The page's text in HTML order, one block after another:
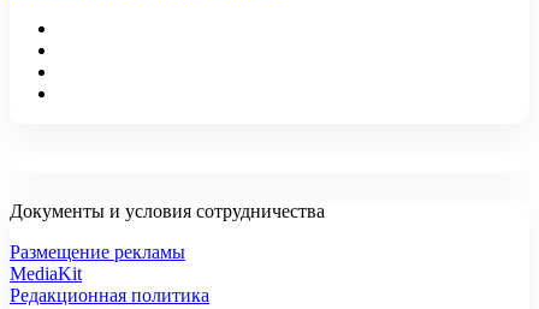
Документы и условия сотрудничества
Размещение рекламы
MediaKit
Редакционная политика